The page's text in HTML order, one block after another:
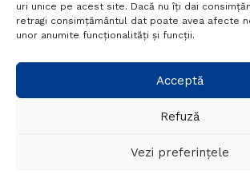
uri unice pe acest site. Dacă nu îți dai
retragi consimțământul dat poate avea afecte
unor anumite funcționalități și funcții.
Acceptă
Refuză
Vezi preferințele
Termeni si conditii
Politică de
Politica cookies
Setări GDPR
+40 788 760 194